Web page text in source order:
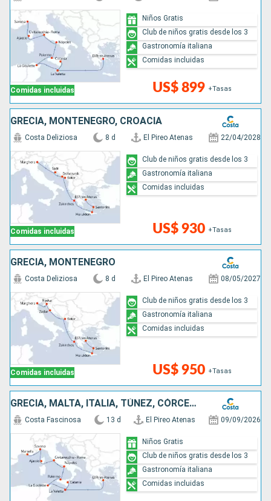
Comidas incluidas US$ 899 +Tasas
Niños Gratis
Club de niños gratis desde los 3
Gastronomía italiana
Comidas incluidas
GRECIA, MONTENEGRO, CROACIA
Comidas incluidas
Costa Deliziosa 8 d El Pireo Atenas 22/04/2028
US$ 930 +Tasas
Club de niños gratis desde los 3
Gastronomía italiana
Comidas incluidas
GRECIA, MONTENEGRO
Comidas incluidas
Costa Deliziosa 8 d El Pireo Atenas 08/05/2027
US$ 950 +Tasas
Club de niños gratis desde los 3
Gastronomía italiana
Comidas incluidas
GRECIA, MALTA, ITALIA, TÚNEZ, CÓRCEGA (FRANCIA), FRANCIA
Costa Fascinosa 13 d El Pireo Atenas 09/09/2026
Niños Gratis
Club de niños gratis desde los 3
Gastronomía italiana
Comidas incluidas